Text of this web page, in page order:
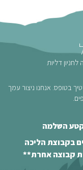
בטופס. אנחנו ניצור עמך
השלמה
בקבוצת הליכה
קבוצה אחרת**